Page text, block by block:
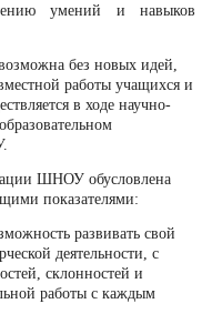
умений и навыков
без новых идей,
работы учащихся и
в ходе научно-
ШНОУ обусловлена
показателями:
развивать свой
деятельности, с
склонностей и
работы с каждым